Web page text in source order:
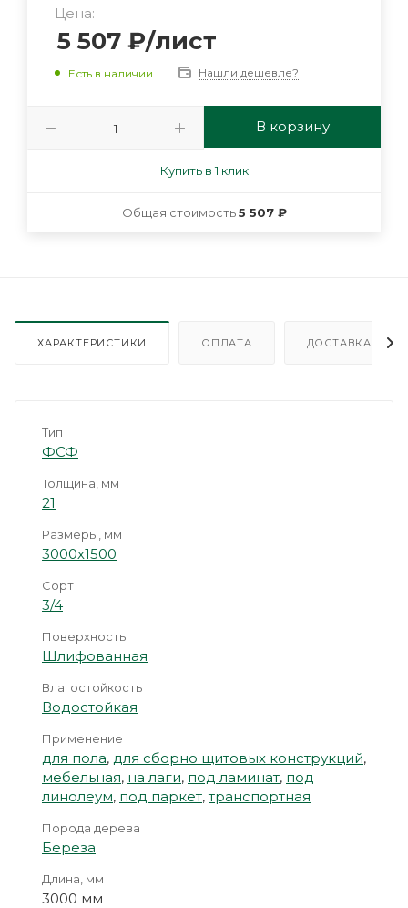
Цена:
5 507 ₽/лист
Есть в наличии Нашли дешевле?
В корзину
Купить в 1 клик
Общая стоимость5 507 ₽
ХАРАКТЕРИСТИКИ ОПЛАТА ДОСТАВКА
Тип
ФСФ
Толщина, мм
21
Размеры, мм
3000х1500
Сорт
3/4
Поверхность
Шлифованная
Влагостойкость
Водостойкая
Применение
для пола, для сборно щитовых конструкций,
мебельная, на лаги, под ламинат, под
линолеум, под паркет,транспортная
Порода дерева
Береза
Длина, мм
3000 мм